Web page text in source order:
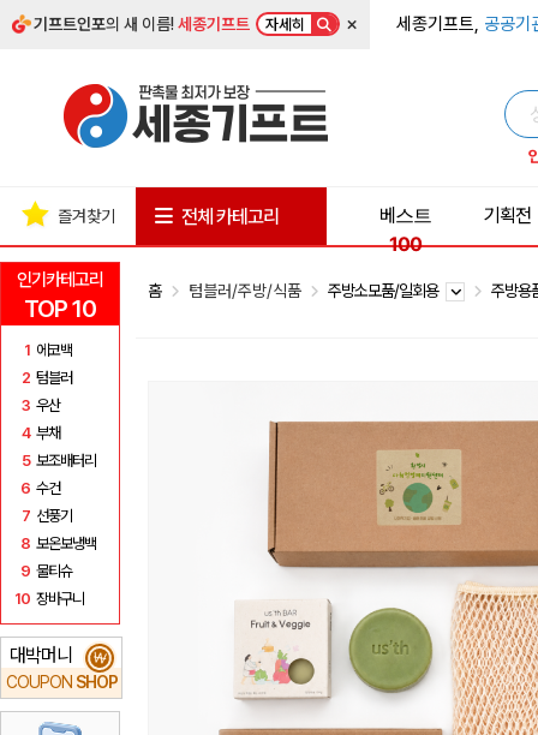
기프트인포의 새 이름!세종기프트 자세히 × 세종기프트, 공공기
인기카테고리
TOP 10
1 에코백
2 텀블러
3 우산
4 부채
5 보조배터리
6 수건
7 선풍기
8 보온보냉백
9 물티슈
10 장바구니
대박머니
COUPON SHOP
₩
즐겨찾기 전체 카테고리
베스트
100
기획전
홈 텀블러/주방/식품 주방소모품/일회용 주방